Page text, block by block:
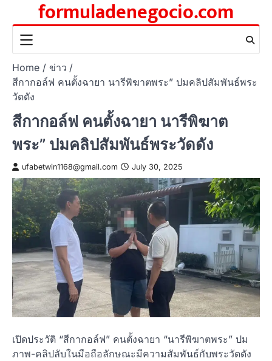
content
formuladenegocio.com
Home
ข่าว
สีกากอล์ฟ คนตั้งฉายา นารีพิฆาตพระ” ปมคลิปสัมพันธ์พระ
วัดดัง
สีกากอล์ฟ คนตั้งฉายา นารีพิฆาต
พระ” ปมคลิปสัมพันธ์พระวัดดัง
ufabetwin1168@gmail.com July 30, 2025
เปิดประวัติ “สีกากอล์ฟ” คนตั้งฉายา “นารีพิฆาตพระ” ปม
ภาพ-คลิปลับในมือถือลักษณะมีความสัมพันธ์กับพระวัดดัง